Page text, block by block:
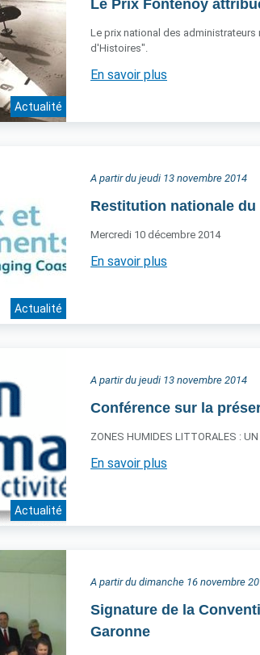
Actualité
Le Prix Fontenoy
Le prix national des
d'Histoires".
En savoir plus
Actualité
A partir du jeudi 13 novembre 2014
Restitution nationale
Mercredi 10 décembre 2014
En savoir plus
Actualité
A partir du jeudi 13 novembre 2014
Conférence sur la
ZONES HUMIDES LITTORALES : UN
En savoir plus
A partir du dimanche 16 novembre
Signature de la
Garonne